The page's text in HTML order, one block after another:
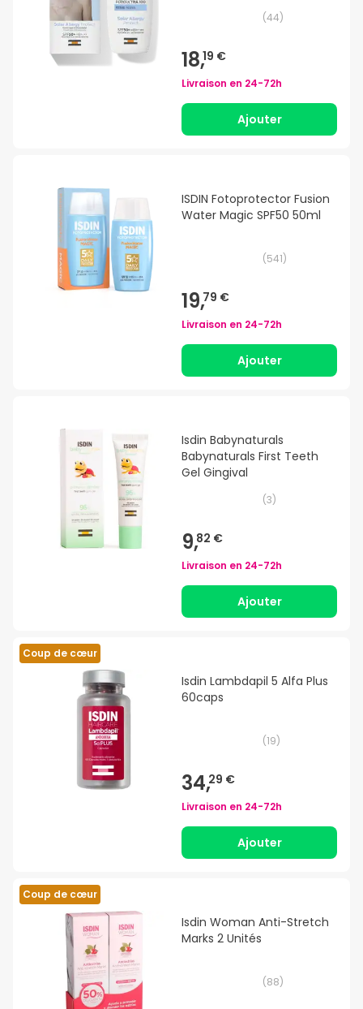
(44)
18,19 €
Livraison en 24-72h
Ajouter
ISDIN Fotoprotector Fusion
Water Magic SPF50 50ml
(541)
19,79 €
Livraison en 24-72h
Ajouter
Isdin Babynaturals
Babynaturals First Teeth
Gel Gingival
(3)
9,82 €
Livraison en 24-72h
Ajouter
Coup de cœur
Isdin Lambdapil 5 Alfa Plus
60caps
(19)
34,29 €
Livraison en 24-72h
Ajouter
Coup de cœur
Isdin Woman Anti-Stretch
Marks 2 Unités
(88)